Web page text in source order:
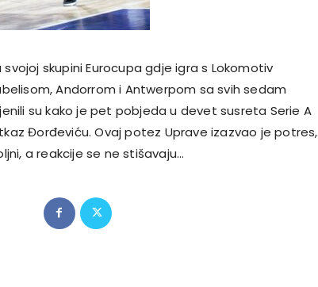
svojoj skupini Eurocupa gdje igra s Lokomotiv
Andorrom i Antwerpom sa svih sedam
su kako je pet pobjeda u devet susreta Serie A
Đorđeviću. Ovaj potez Uprave izazvao je potres,
a reakcije se ne stišavaju…